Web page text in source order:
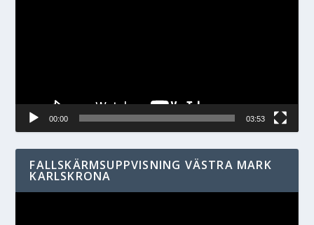
00:00 03:53
FALLSKÄRMSUPPVISNING VÄSTRA MARK
KARLSKRONA